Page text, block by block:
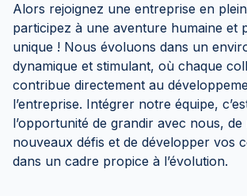
Alors rejoignez une entreprise en
participez à une aventure humaine et
unique ! Nous évoluons dans un
dynamique et stimulant, où chaque
contribue directement au
l’entreprise. Intégrer notre équipe,
l’opportunité de grandir avec nous, de
nouveaux défis et de développer vos
dans un cadre propice à l’évolution.